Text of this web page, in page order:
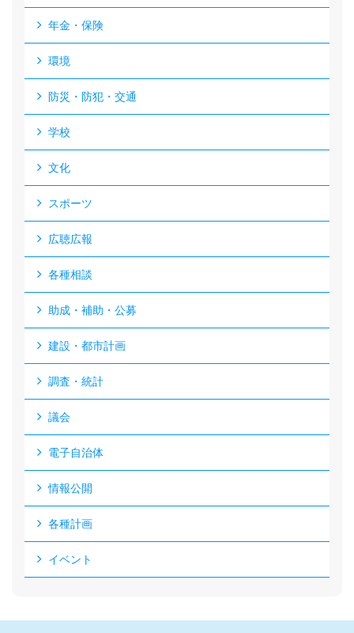
年金・保険
環境
防災・防犯・交通
学校
文化
スポーツ
広聴広報
各種相談
助成・補助・公募
建設・都市計画
調査・統計
議会
電子自治体
情報公開
各種計画
イベント